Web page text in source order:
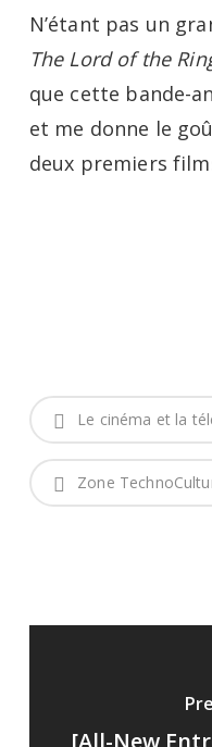
N’étant pas un
The Lord of the
que cette bande-
et me donne le
deux premiers
Le cinéma et la
Zone
[All-New